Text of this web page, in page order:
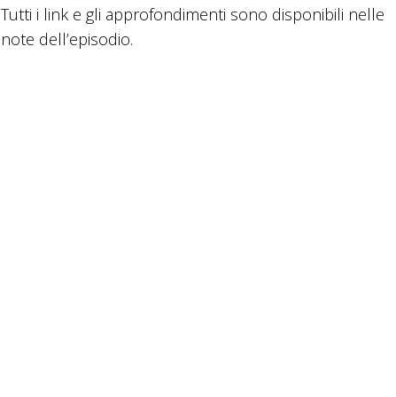
Tutti i link e gli approfondimenti sono disponibili nelle
note dell’episodio.